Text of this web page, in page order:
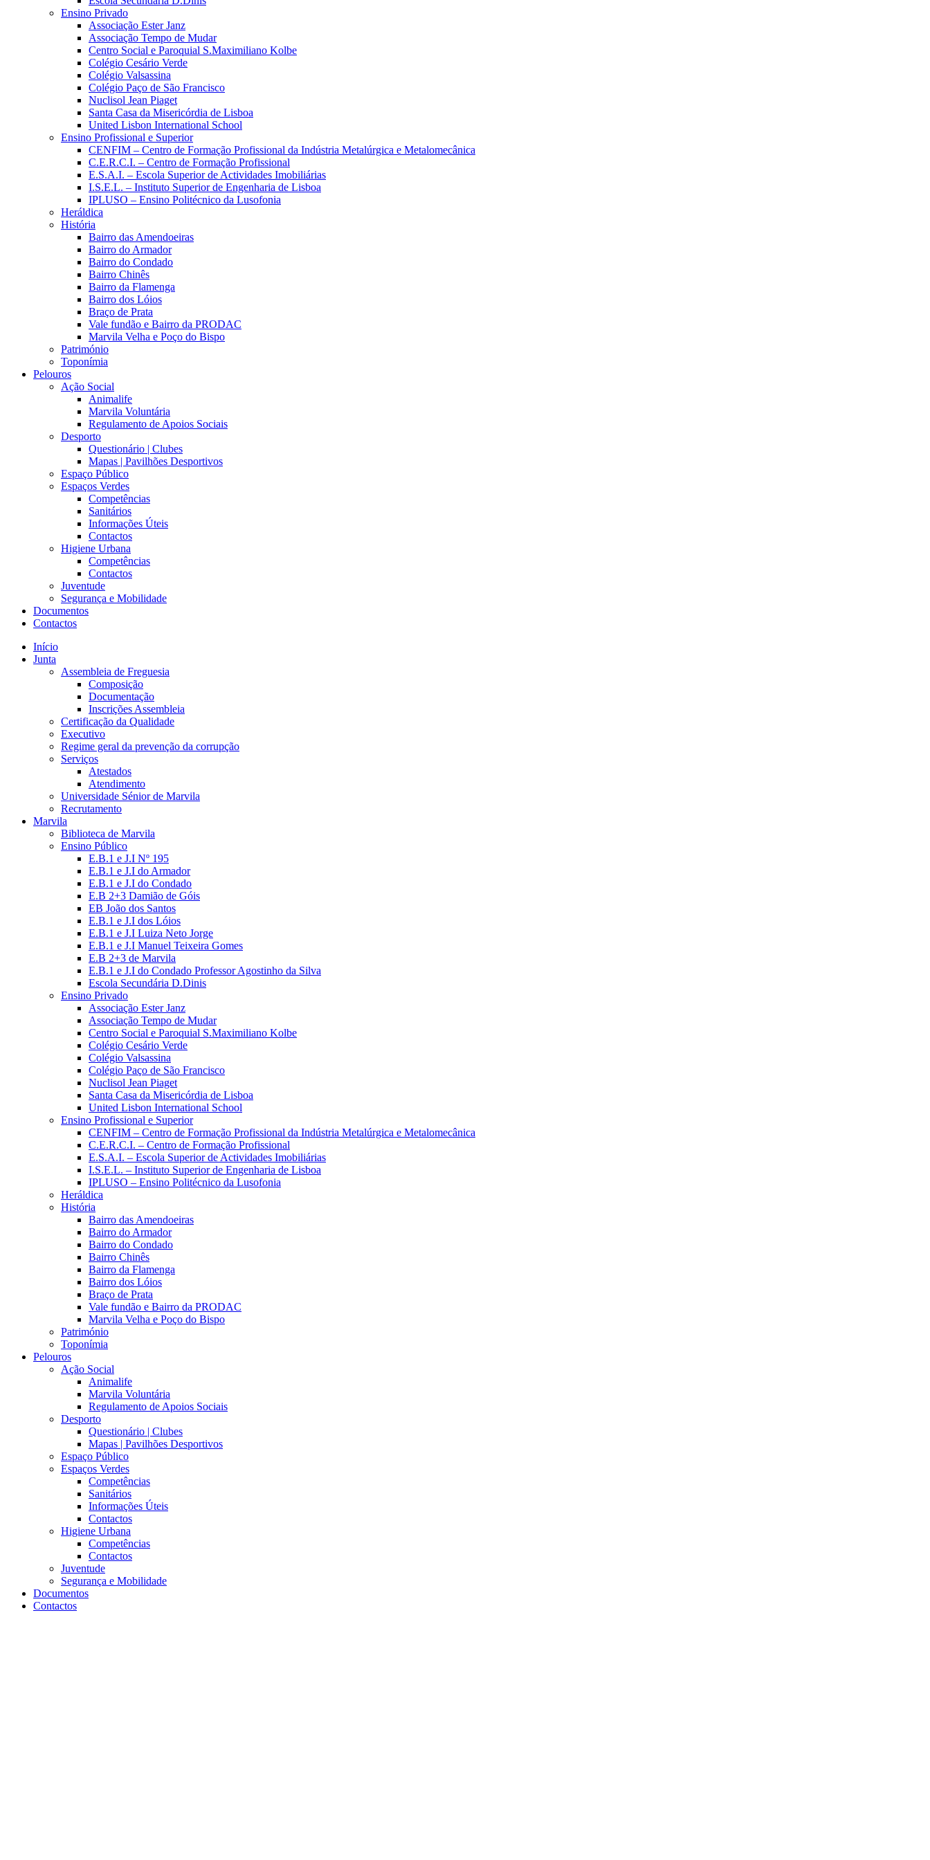
Ensino Privado
Associação Ester Janz
Associação Tempo de Mudar
Centro Social e Paroquial S.Maximiliano Kolbe
Colégio Cesário Verde
Colégio Valsassina
Colégio Paço de São Francisco
Nuclisol Jean Piaget
Santa Casa da Misericórdia de Lisboa
United Lisbon International School
Ensino Profissional e Superior
CENFIM – Centro de Formação Profissional da Indústria Metalúrgica e Metalomecânica
C.E.R.C.I. – Centro de Formação Profissional
E.S.A.I. – Escola Superior de Actividades Imobiliárias
I.S.E.L. – Instituto Superior de Engenharia de Lisboa
IPLUSO – Ensino Politécnico da Lusofonia
Heráldica
História
Bairro das Amendoeiras
Bairro do Armador
Bairro do Condado
Bairro Chinês
Bairro da Flamenga
Bairro dos Lóios
Braço de Prata
Vale fundão e Bairro da PRODAC
Marvila Velha e Poço do Bispo
Património
Toponímia
Pelouros
Ação Social
Animalife
Marvila Voluntária
Regulamento de Apoios Sociais
Desporto
Questionário | Clubes
Mapas | Pavilhões Desportivos
Espaço Público
Espaços Verdes
Competências
Sanitários
Informações Úteis
Contactos
Higiene Urbana
Competências
Contactos
Juventude
Segurança e Mobilidade
Documentos
Contactos
Início
Junta
Assembleia de Freguesia
Composição
Documentação
Inscrições Assembleia
Certificação da Qualidade
Executivo
Regime geral da prevenção da corrupção
Serviços
Atestados
Atendimento
Universidade Sénior de Marvila
Recrutamento
Marvila
Biblioteca de Marvila
Ensino Público
E.B.1 e J.I Nº 195
E.B.1 e J.I do Armador
E.B.1 e J.I do Condado
E.B 2+3 Damião de Góis
EB João dos Santos
E.B.1 e J.I dos Lóios
E.B.1 e J.I Luiza Neto Jorge
E.B.1 e J.I Manuel Teixeira Gomes
E.B 2+3 de Marvila
E.B.1 e J.I do Condado Professor Agostinho da Silva
Escola Secundária D.Dinis
Ensino Privado
Associação Ester Janz
Associação Tempo de Mudar
Centro Social e Paroquial S.Maximiliano Kolbe
Colégio Cesário Verde
Colégio Valsassina
Colégio Paço de São Francisco
Nuclisol Jean Piaget
Santa Casa da Misericórdia de Lisboa
United Lisbon International School
Ensino Profissional e Superior
CENFIM – Centro de Formação Profissional da Indústria Metalúrgica e Metalomecânica
C.E.R.C.I. – Centro de Formação Profissional
E.S.A.I. – Escola Superior de Actividades Imobiliárias
I.S.E.L. – Instituto Superior de Engenharia de Lisboa
IPLUSO – Ensino Politécnico da Lusofonia
Heráldica
História
Bairro das Amendoeiras
Bairro do Armador
Bairro do Condado
Bairro Chinês
Bairro da Flamenga
Bairro dos Lóios
Braço de Prata
Vale fundão e Bairro da PRODAC
Marvila Velha e Poço do Bispo
Património
Toponímia
Pelouros
Ação Social
Animalife
Marvila Voluntária
Regulamento de Apoios Sociais
Desporto
Questionário | Clubes
Mapas | Pavilhões Desportivos
Espaço Público
Espaços Verdes
Competências
Sanitários
Informações Úteis
Contactos
Higiene Urbana
Competências
Contactos
Juventude
Segurança e Mobilidade
Documentos
Contactos